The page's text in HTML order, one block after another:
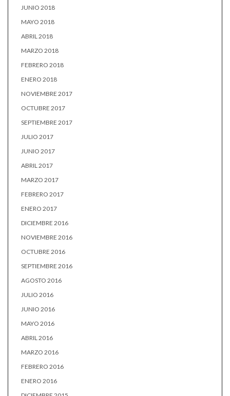
JUNIO 2018
MAYO 2018
ABRIL 2018
MARZO 2018
FEBRERO 2018
ENERO 2018
NOVIEMBRE 2017
OCTUBRE 2017
SEPTIEMBRE 2017
JULIO 2017
JUNIO 2017
ABRIL 2017
MARZO 2017
FEBRERO 2017
ENERO 2017
DICIEMBRE 2016
NOVIEMBRE 2016
OCTUBRE 2016
SEPTIEMBRE 2016
AGOSTO 2016
JULIO 2016
JUNIO 2016
MAYO 2016
ABRIL 2016
MARZO 2016
FEBRERO 2016
ENERO 2016